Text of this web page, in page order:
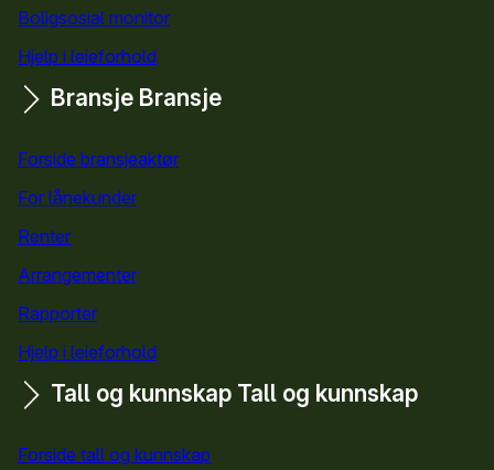
Boligsosial monitor
Hjelp i leieforhold
Bransje Bransje
Forside bransjeaktør
For lånekunder
Renter
Arrangementer
Rapporter
Hjelp i leieforhold
Tall og kunnskap Tall og kunnskap
Forside tall og kunnskap